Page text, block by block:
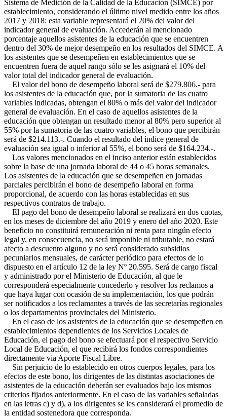
Sistema de Medición de la Calidad de la Educación (SIMCE) por
establecimiento, considerando el último nivel medido entre los años
2017 y 2018: esta variable representará el 20% del valor del
indicador general de evaluación. Accederán al mencionado
porcentaje aquellos asistentes de la educación que se encuentren
dentro del 30% de mejor desempeño en los resultados del SIMCE. A
los asistentes que se desempeñen en establecimientos que se
encuentren fuera de aquel rango sólo se les asignará el 10% del
valor total del indicador general de evaluación.
El valor del bono de desempeño laboral será de $279.806.- para
los asistentes de la educación que, por la sumatoria de las cuatro
variables indicadas, obtengan el 80% o más del valor del indicador
general de evaluación. En el caso de aquellos asistentes de la
educación que obtengan un resultado menor al 80% pero superior al
55% por la sumatoria de las cuatro variables, el bono que percibirán
será de $214.113.-. Cuando el resultado del índice general de
evaluación sea igual o inferior al 55%, el bono será de $164.234.-.
Los valores mencionados en el inciso anterior están establecidos
sobre la base de una jornada laboral de 44 o 45 horas semanales.
Los asistentes de la educación que se desempeñen en jornadas
parciales percibirán el bono de desempeño laboral en forma
proporcional, de acuerdo con las horas establecidas en sus
respectivos contratos de trabajo.
El pago del bono de desempeño laboral se realizará en dos cuotas,
en los meses de diciembre del año 2019 y enero del año 2020. Este
beneficio no constituirá remuneración ni renta para ningún efecto
legal y, en consecuencia, no será imponible ni tributable, no estará
afecto a descuento alguno y no será considerado subsidios
pecuniarios mensuales, de carácter periódico para efectos de lo
dispuesto en el artículo 12 de la ley Nº 20.595. Será de cargo fiscal
y administrado por el Ministerio de Educación, al que le
corresponderá especialmente concederlo y resolver los reclamos a
que haya lugar con ocasión de su implementación, los que podrán
ser notificados a los reclamantes a través de las secretarías regionales
o los departamentos provinciales del Ministerio.
En el caso de los asistentes de la educación que se desempeñen en
establecimientos dependientes de los Servicios Locales de
Educación, el pago del bono se efectuará por el respectivo Servicio
Local de Educación, el que recibirá los fondos correspondientes
directamente vía Aporte Fiscal Libre.
Sin perjuicio de lo establecido en otros cuerpos legales, para los
efectos de este bono, los dirigentes de las distintas asociaciones de
asistentes de la educación deberán ser evaluados bajo los mismos
criterios fijados anteriormente. En el caso de las variables señaladas
en las letras c) y d), a los dirigentes se les considerará el promedio de
la entidad sostenedora que corresponda.